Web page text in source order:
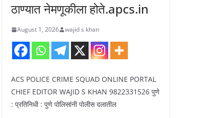
ठाण्यात नेमणूकीला होते.apcs.in
August 1, 2026 wajid s khan
ACS POLICE CRIME SQUAD ONLINE PORTAL
CHIEF EDITOR WAJID S KHAN 9822331526 पुणे
: प्रतिनिधी : पुणे पोलिसांनी पोलीस दलातील